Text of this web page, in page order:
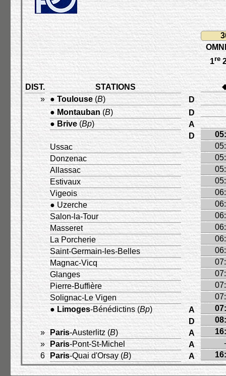
1re
DIST. STATIONS
»
● Toulouse (B)
D
● Montauban(B)
D
● Brive (Bp)
A
D
Ussac
Donzenac
Allassac
Estivaux
Vigeois
● Uzerche
Salon-la-Tour
Masseret
La Porcherie
Saint-Germain-les-Belles
Magnac-Vicq
Glanges
Pierre-Buffière
Solignac-Le Vigen
● Limoges-Bénédictins (Bp) A
D
»
Paris-Austerlitz (B) A
»
Paris-Pont-St-Michel A
-
6
Paris-Quai d'Orsay (B) A